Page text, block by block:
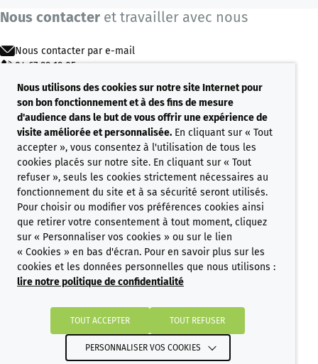
Nous contacter et travailler avec nous
Nous contacter par e-mail
04 67 99 19 05
Accéder à nos appels d’offres
Nous connaître
Nos projets
Nos commercialisations
Nos références
Nous connaître
Nos projets
Nos commercialisations
Notre histoire
Nous utilisons des cookies sur notre site Internet pour
son bon fonctionnement et à des fins de mesure
d'audience dans le but de vous offrir une expérience de
visite améliorée et personnalisée. En cliquant sur « Tout
accepter », vous consentez à l'utilisation de tous les
cookies placés sur notre site. En cliquant sur « Tout
refuser », seuls les cookies strictement nécessaires au
fonctionnement du site et à sa sécurité seront utilisés.
Pour choisir ou modifier vos préférences cookies ainsi
que retirer votre consentement à tout moment, cliquez
sur « Personnaliser vos cookies » ou sur le lien
« Cookies » en bas d'écran. Pour en savoir plus sur les
cookies et les données personnelles que nous utilisons :
lire notre politique de confidentialité
TOUT ACCEPTER TOUT REFUSER
PERSONNALISER VOS COOKIES